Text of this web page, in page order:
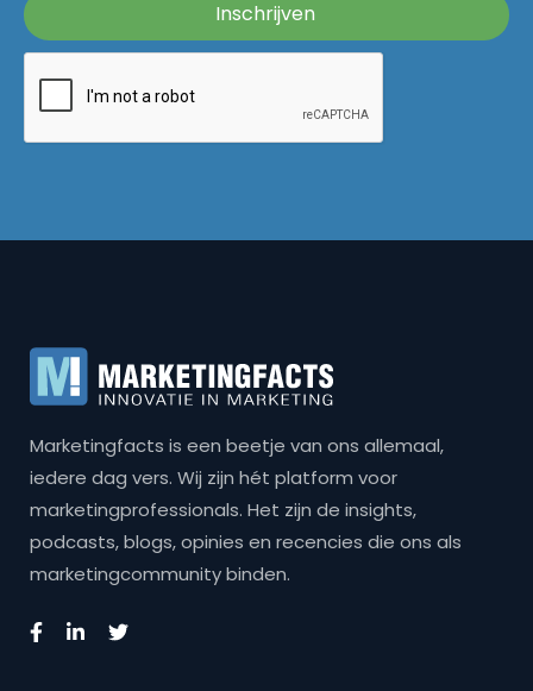
Marketingfacts is een beetje van ons allemaal,
iedere dag vers. Wij zijn hét platform voor
marketingprofessionals. Het zijn de insights,
podcasts, blogs, opinies en recencies die ons als
marketingcommunity binden.